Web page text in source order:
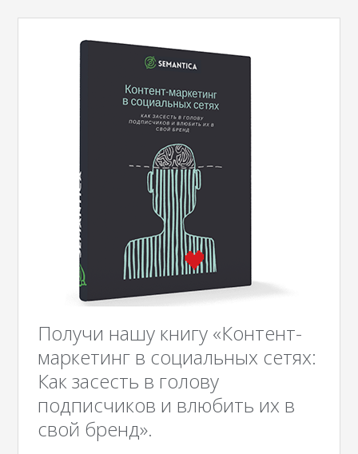
Получи нашу книгу «Контент-
маркетинг в социальных сетях:
Как засесть в голову
подписчиков и влюбить их в
свой бренд».